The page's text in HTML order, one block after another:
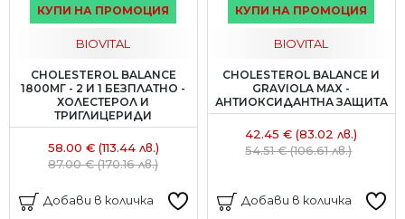
КУПИ НА ПРОМОЦИЯ
BIOVITAL
CHOLESTEROL BALANCE
1800МГ - 2 И 1 БЕЗПЛАТНО -
ХОЛЕСТЕРОЛ И
ТРИГЛИЦЕРИДИ
58.00 € (113.44 лв.)
87.00 € (170.16 лв.)
Добави в количка
КУПИ НА ПРОМОЦИЯ
BIOVITAL
CHOLESTEROL BALANCE И
GRAVIOLA MAX -
АНТИОКСИДАНТНА ЗАЩИТА
42.45 € (83.02 лв.)
54.51 € (106.61 лв.)
Добави в количка